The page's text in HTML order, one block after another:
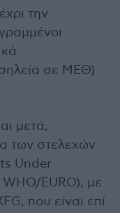
την
σε ΜΕΘ)
μετά,
των στελεχών
Under
EURO), με
που είναι επί